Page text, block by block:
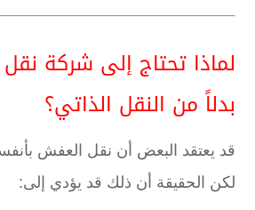
لماذا تحتاج إلى شركة
بدلاً من النقل الذاتي؟
قد يعتقد البعض أن نقل العفش
لكن الحقيقة أن ذلك قد يؤدي إلى: